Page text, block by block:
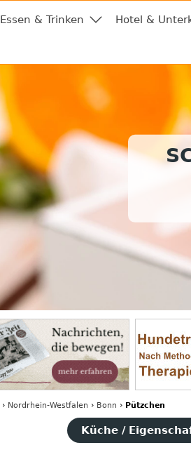
Essen & Trinken Hotel &
› Nordrhein-Westfalen › Bonn › Pützchen
Küche /